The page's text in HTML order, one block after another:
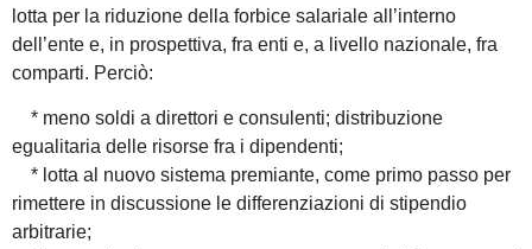
lotta per la riduzione della forbice salariale all’interno
dell’ente e, in prospettiva, fra enti e, a livello nazionale, fra
comparti. Perciò:
* meno soldi a direttori e consulenti; distribuzione
egualitaria delle risorse fra i dipendenti;
* lotta al nuovo sistema premiante, come primo passo per
rimettere in discussione le differenziazioni di stipendio
arbitrarie;